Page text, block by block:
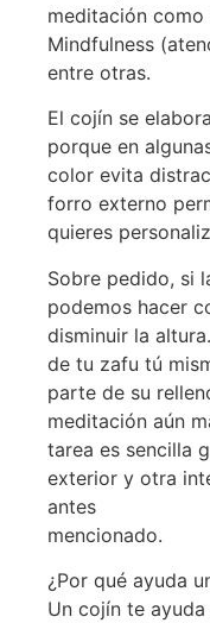
meditación como
Mindfulness
entre otras.
El cojín se
porque en
color evita
forro externo
quieres
Sobre pedido, si
podemos hacer
disminuir la
de tu zafu tú
parte de su
meditación aún
tarea es sencilla
exterior y otra
antes
mencionado.
¿Por qué ayuda
Un cojín te